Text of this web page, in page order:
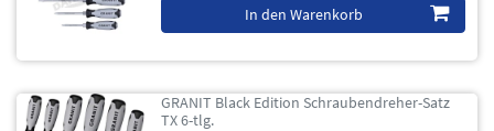
In den Warenkorb
GRANIT Black Edition Schraubendreher-Satz
TX 6-tlg.